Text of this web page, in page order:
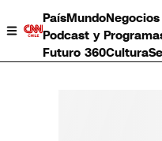
PaísMundoNegocios
Podcast y
Futuro 360Cultura